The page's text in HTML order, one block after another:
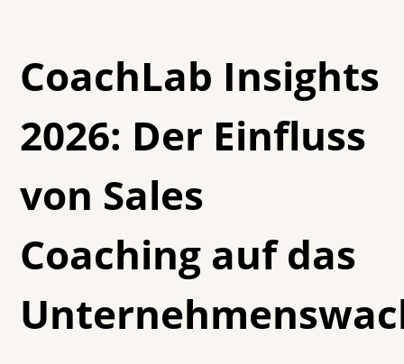
CoachLab Insights
2026: Der Einfluss
von Sales
Coaching auf das